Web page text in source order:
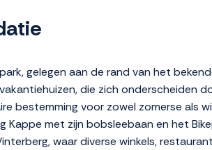
gelegen aan de rand van het
die zich onderscheiden
bestemming voor zowel zomerse als
Kappe met zijn bobsleebaan en het
waar diverse winkels,